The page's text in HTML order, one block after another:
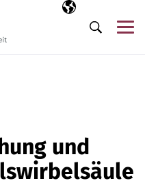
Ausgewählte
DE
Suche
und